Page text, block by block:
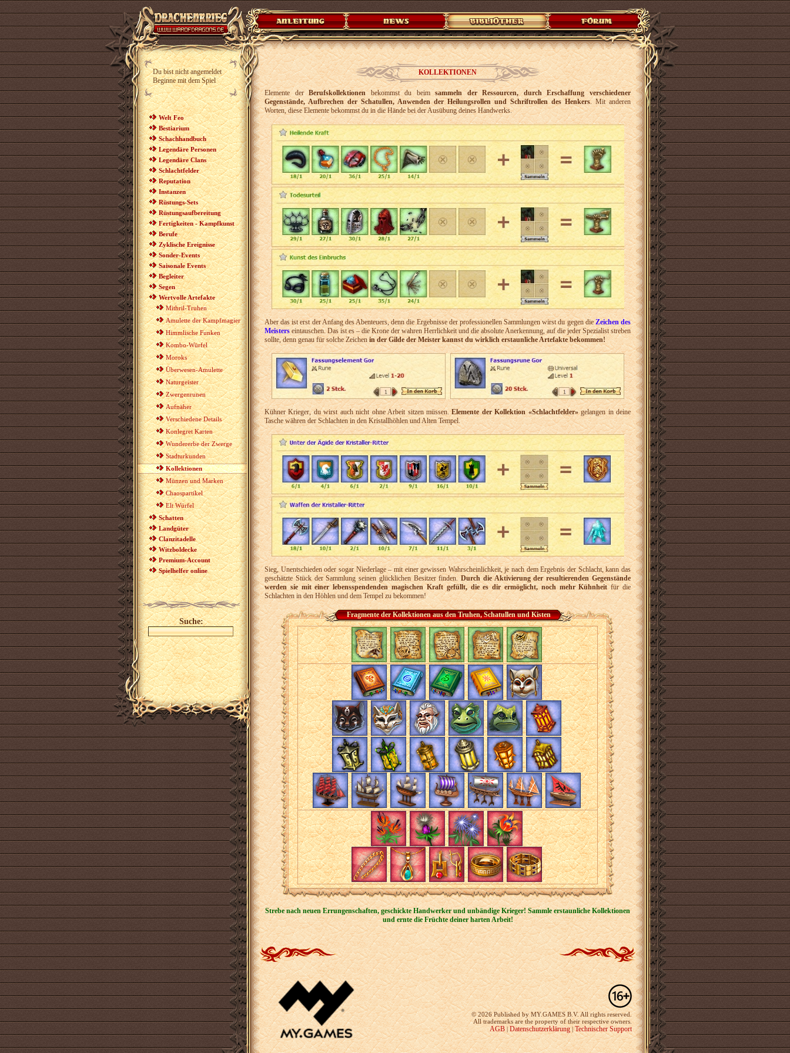
Du bist nicht angemeldet
Beginne mit dem Spiel
Welt Feo
Bestiarium
Schachhandbuch
Legendäre Personen
Legendäre Clans
Schlachtfelder
Reputation
Instanzen
Rüstungs-Sets
Rüstungsaufbereitung
Fertigkeiten - Kampfkunst
Berufe
Zyklische Ereignisse
Sonder-Events
Saisonale Events
Begleiter
Segen
Wertvolle Artefakte
Mithril-Truhen
Amulette der Kampfmagier
Himmlische Funken
Kombo-Würfel
Moroks
Überwesen-Amulette
Naturgeister
Zwergenrunen
Aufnäher
Verschiedene Details
Konlegret Karten
Wundererbe der Zwerge
Stadturkunden
Kollektionen
Münzen und Marken
Chaospartikel
Elt Würfel
Schatten
Landgüter
Clanzitadelle
Witzboldecke
Premium-Account
Spielhelfer online
Suche:
KOLLEKTIONEN
Elemente derBerufskollektionenbekommst du beimsammeln der Ressourcen, durch Erschaffung verschiedener
Gegenstände, Aufbrechen der Schatullen, Anwenden der Heilungsrollen und Schriftrollen des Henkers. Mit anderen
Worten, diese Elemente bekommst du in die Hände bei der Ausübung deines Handwerks.
Aber das ist erst der Anfang des Abenteuers, denn die Ergebnisse der professionellen Sammlungen wirst du gegen dieZeichen des
Meisterseintauschen. Das ist es – die Krone der wahren Herrlichkeit und die absolute Anerkennung, auf die jeder Spezialist streben
sollte, denn genau für solche Zeichenin der Gilde der Meister kannst du wirklich erstaunliche Artefakte bekommen!
Kühner Krieger, du wirst auch nicht ohne Arbeit sitzen müssen.Elemente der Kollektion «Schlachtfelder»gelangen in deine
Tasche währen der Schlachten in den Kristallhöhlen und Alten Tempel.
Sieg, Unentschieden oder sogar Niederlage – mit einer gewissen Wahrscheinlichkeit, je nach dem Ergebnis der Schlacht, kann das
geschätzte Stück der Sammlung seinen glücklichen Besitzer finden.Durch die Aktivierung der resultierenden Gegenstände
werden sie mit einer lebensspendenden magischen Kraft gefüllt, die es dir ermöglicht, noch mehr Kühnheitfür die
Schlachten in den Höhlen und dem Tempel zu bekommen!
Fragmente der Kollektionen aus den Truhen, Schatullen und Kisten
Strebe nach neuen Errungenschaften, geschickte Handwerker und unbändige Krieger! Sammle erstaunliche Kollektionen
und ernte die Früchte deiner harten Arbeit!
©2026 Published by MY.GAMES B.V. All rights reserved.
All trademarks are the property of their respective owners.
AGB|Datenschutzerklärung|Technischer Support